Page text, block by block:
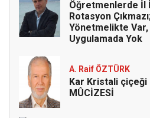
Öğretmenlerde İl
Rotasyon
Yönetmelikte Var,
Uygulamada Yok
A. Raif ÖZTÜRK
Kar Kristali çiçeği
MÛCİZESİ